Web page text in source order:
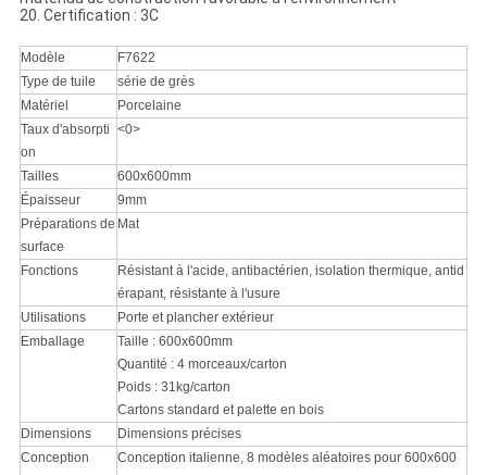
20. Certification : 3C
Modèle
F7622
Type de tuile
série de grès
Matériel
Porcelaine
Taux d'absorpti
on
<0>
Tailles
600x600mm
Épaisseur
9mm
Préparations de
surface
Mat
Fonctions
Résistant à l'acide, antibactérien, isolation thermique, antid
érapant, résistante à l'usure
Utilisations
Porte et plancher extérieur
Emballage
Taille : 600x600mm
Quantité : 4 morceaux/carton
Poids : 31kg/carton
Cartons standard et palette en bois
Dimensions
Dimensions précises
Conception
Conception italienne, 8 modèles aléatoires pour 600x600